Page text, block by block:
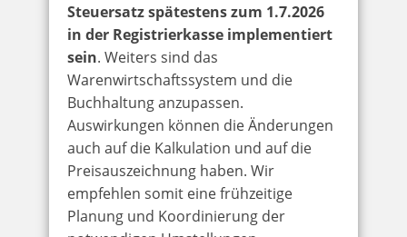
Steuersatz spätestens zum 1.7.2026
in der Registrierkasse implementiert
sein. Weiters sind das
Warenwirtschaftssystem und die
Buchhaltung anzupassen.
Auswirkungen können die Änderungen
auch auf die Kalkulation und auf die
Preisauszeichnung haben. Wir
empfehlen somit eine frühzeitige
Planung und Koordinierung der